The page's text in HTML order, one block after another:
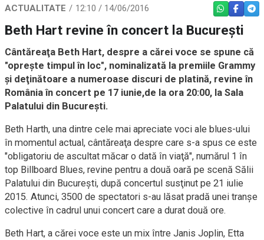
ACTUALITATE 12:10 / 14/06/2016 WHATSAPP
Beth Hart revine în concert la Bucureşti
Cântăreaţa Beth Hart, despre a cărei voce se spune că
"opreşte timpul în loc", nominalizată la premiile Grammy
şi deţinătoare a numeroase discuri de platină, revine în
România în concert pe 17 iunie,de la ora 20:00, la Sala
Palatului din Bucureşti.
Beth Harth, una dintre cele mai apreciate voci ale blues-ului
în momentul actual, cântăreaţa despre care s-a spus ce este
"obligatoriu de ascultat măcar o dată în viaţă", numărul 1 în
top Billboard Blues, revine pentru a două oară pe scenă Sălii
Palatului din Bucureşti, după concertul susţinut pe 21 iulie
2015. Atunci, 3500 de spectatori s-au lăsat pradă unei tranşe
colective în cadrul unui concert care a durat două ore.
Beth Hart, a cărei voce este un mix între Janis Joplin, Etta